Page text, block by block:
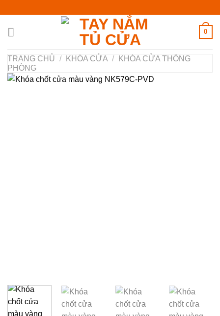
nội
0
TRANG CHỦ / KHÓA CỬA /
KHÓA CỬA THÔNG
PHÒNG